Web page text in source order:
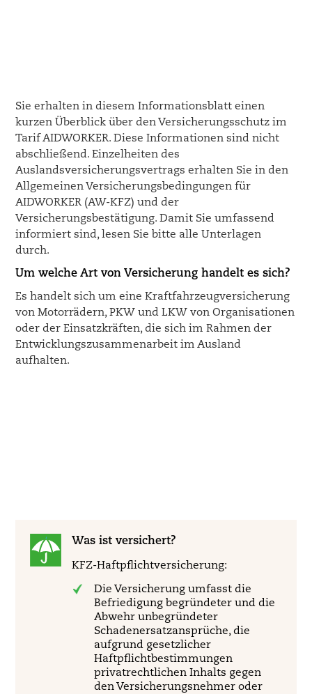
Sie erhalten in diesem Informationsblatt einen
kurzen Überblick über den Versicherungsschutz im
Tarif AIDWORKER. Diese Informationen sind nicht
abschließend. Einzelheiten des
Auslandsversicherungsvertrags erhalten Sie in den
Allgemeinen Versicherungsbedingungen für
AIDWORKER (AW-KFZ) und der
Versicherungsbestätigung. Damit Sie umfassend
informiert sind, lesen Sie bitte alle Unterlagen
durch.
Um welche Art von Versicherung handelt es sich?
Es handelt sich um eine Kraftfahrzeugversicherung
von Motorrädern, PKW und LKW von Organisationen
oder der Einsatzkräften, die sich im Rahmen der
Entwicklungszusammenarbeit im Ausland
aufhalten.
Was ist versichert?
KFZ-Haftpflichtversicherung:
Die Versicherung umfasst die
Befriedigung begründeter und die
Abwehr unbegründeter
Schadenersatzansprüche, die
aufgrund gesetzlicher
Haftpflichtbestimmungen
privatrechtlichen Inhalts gegen
den Versicherungsnehmer oder